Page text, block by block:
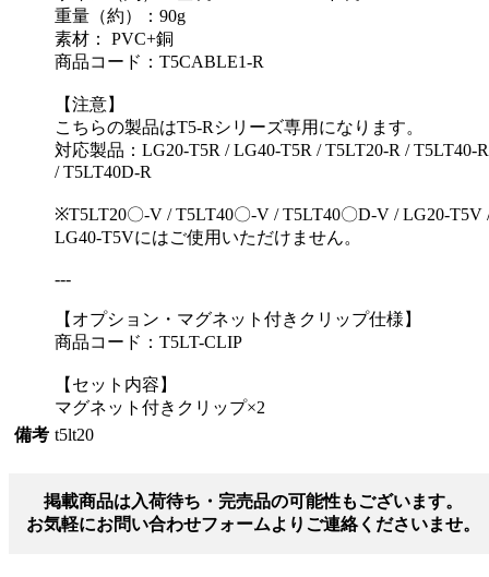
重量（約）：90g
素材： PVC+銅
商品コード：T5CABLE1-R
【注意】
こちらの製品はT5-Rシリーズ専用になります。
対応製品：LG20-T5R / LG40-T5R / T5LT20-R / T5LT40-R
/ T5LT40D-R
※T5LT20〇-V / T5LT40〇-V / T5LT40〇D-V / LG20-T5V
LG40-T5Vにはご使用いただけません。
---
【オプション・マグネット付きクリップ仕様】
商品コード：T5LT-CLIP
【セット内容】
マグネット付きクリップ×2
備考 t5lt20
掲載商品は入荷待ち・完売品の可能性もございます。
お気軽にお問い合わせフォームよりご連絡くださいませ。